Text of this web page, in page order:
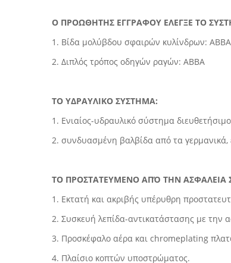
Ο ΠΡΟΩΘΗΤΗΣ ΕΓΓΡΑΦΟΥ ΕΛΕΓΞΕ ΤΟ
1. Βίδα μολύβδου σφαιρών κυλίνδρων: ABBA
2. Διπλός τρόπος οδηγών ραγών: ABBA
ΤΟ ΥΔΡΑΥΛΙΚΟ ΣΥΣΤΗΜΑ:
1. Ενιαίος-υδραυλικό σύστημα
2. συνδυασμένη βαλβίδα από τα γερμανικά,
ΤΟ ΠΡΟΣΤΑΤΕΥΜΕΝΟ ΑΠΌ ΤΗΝ ΑΣΦΑΛΕΙΑ
1. Εκτατή και ακριβής υπέρυθρη
2. Συσκευή λεπίδα-αντικατάστασης με την
3. Προσκέφαλο αέρα και chromeplating
4. Πλαίσιο κοπτών υποστρώματος.